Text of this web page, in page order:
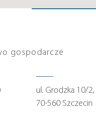
gospodarcze
ul. Grodzka 10/2,
70-560 Szczecin